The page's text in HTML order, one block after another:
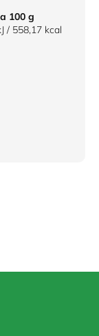
100 g
/ 558,17 kcal